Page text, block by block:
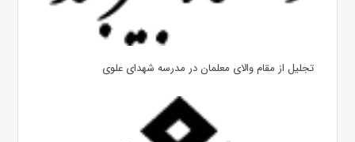
تجلیل از مقام والای معلمان در مدرسه شهدای علوی